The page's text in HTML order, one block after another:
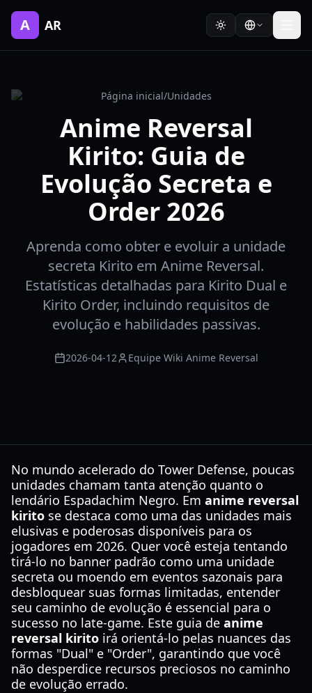
A AR
Página inicial/Unidades
Anime Reversal
Kirito: Guia de
Evolução Secreta e
Order 2026
Aprenda como obter e evoluir a unidade
secreta Kirito em Anime Reversal.
Estatísticas detalhadas para Kirito Dual e
Kirito Order, incluindo requisitos de
evolução e habilidades passivas.
2026-04-12 Equipe Wiki Anime Reversal
No mundo acelerado do Tower Defense, poucas
unidades chamam tanta atenção quanto o
lendário Espadachim Negro. Em anime reversal
kirito se destaca como uma das unidades mais
elusivas e poderosas disponíveis para os
jogadores em 2026. Quer você esteja tentando
tirá-lo no banner padrão como uma unidade
secreta ou moendo em eventos sazonais para
desbloquear suas formas limitadas, entender
seu caminho de evolução é essencial para o
sucesso no late-game. Este guia de anime
reversal kirito irá orientá-lo pelas nuances das
formas "Dual" e "Order", garantindo que você
não desperdice recursos preciosos no caminho
de evolução errado.